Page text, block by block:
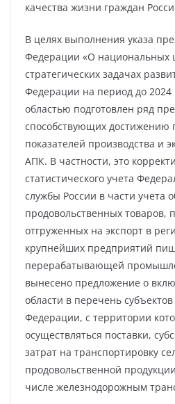
качества жизни граждан
В целях выполнения указа
Федерации «О национальных
стратегических задачах
Федерации на период до 2024
областью подготовлен ряд
способствующих достижению
показателей производства и
АПК. В частности, это
статистического учета
службы России в части учета
продовольственных товаров,
отгруженных на экспорт в
крупнейших предприятий
перерабатывающей
вынесено предложение о
области в перечень
Федерации, с территории
осуществляться поставки,
затрат на транспортировку
продовольственной
числе железнодорожным